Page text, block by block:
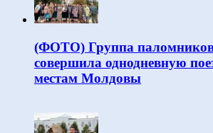
(ФОТО) Группа
совершила однодневную
местам Молдовы